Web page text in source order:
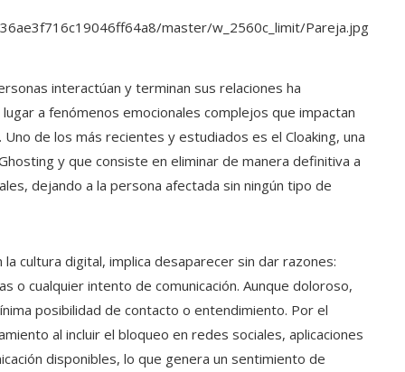
interactúan y terminan sus relaciones ha
a fenómenos emocionales complejos que impactan
de los más recientes y estudiados es el Cloaking, una
y que consiste en eliminar de manera definitiva a
dejando a la persona afectada sin ningún tipo de
cultura digital, implica desaparecer sin dar razones:
o cualquier intento de comunicación. Aunque doloroso,
posibilidad de contacto o entendimiento. Por el
al incluir el bloqueo en redes sociales, aplicaciones
disponibles, lo que genera un sentimiento de